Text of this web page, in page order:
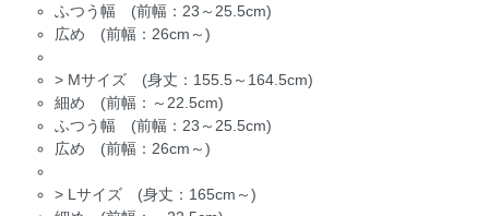
ふつう幅 (前幅：23～25.5cm)
広め (前幅：26cm～)
> Mサイズ (身丈：155.5～164.5cm)
細め (前幅：～22.5cm)
ふつう幅 (前幅：23～25.5cm)
広め (前幅：26cm～)
> Lサイズ (身丈：165cm～)